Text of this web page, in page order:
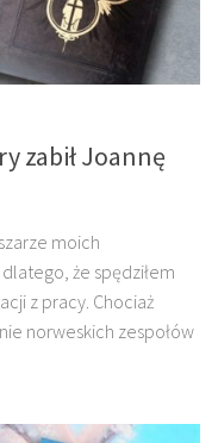
zabił Joannę
moich
że spędziłem
z pracy. Chociaż
norweskich zespołów